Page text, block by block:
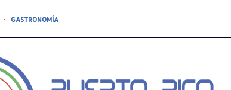
GASTRONOMÍA